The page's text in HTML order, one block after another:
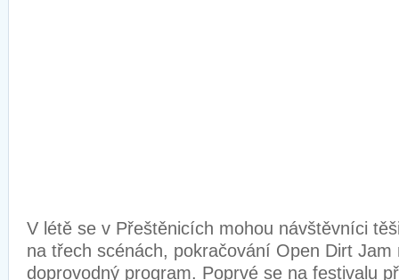
V létě se v Přeštěnicích mohou návštěvníci
na třech scénách, pokračování Open Dirt Jam
doprovodný program. Poprvé se na festivalu